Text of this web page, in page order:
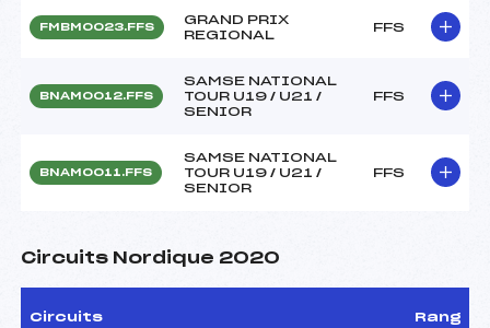
FMBM0023.FFS
GRAND PRIX
REGIONAL
FFS
BNAM0012.FFS
SAMSE NATIONAL
TOUR U19 / U21 /
SENIOR
FFS
BNAM0011.FFS
SAMSE NATIONAL
TOUR U19 / U21 /
SENIOR
FFS
Circuits Nordique 2020
Circuits Rang